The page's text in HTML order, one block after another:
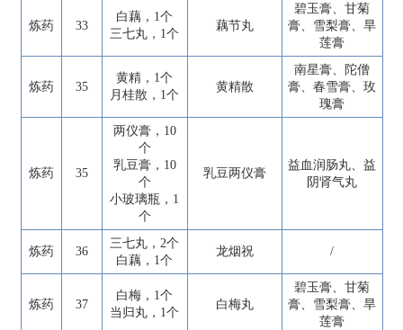
炼药 33
白藕，1个
三七丸，1个
藕节丸
碧玉膏、甘菊
膏、雪梨膏、旱
莲膏
炼药 35
黄精，1个
月桂散，1个
黄精散
南星膏、陀僧
膏、春雪膏、玫
瑰膏
炼药 35
两仪膏，10
个
乳豆膏，10
个
小玻璃瓶，1
个
乳豆两仪膏
益血润肠丸、益
阴肾气丸
炼药 36
三七丸，2个
白藕，1个
龙烟祝 /
炼药 37
白梅，1个
当归丸，1个
白梅丸
碧玉膏、甘菊
膏、雪梨膏、旱
莲膏